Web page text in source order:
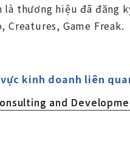
là thương hiệu đã đăng
Creatures, Game Freak.
kinh doanh liên
and